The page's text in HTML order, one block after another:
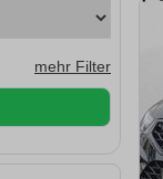
mehr Filter